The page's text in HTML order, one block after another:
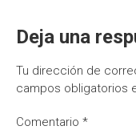
Deja una
Tu dirección de
campos obligatorios
Comentario *